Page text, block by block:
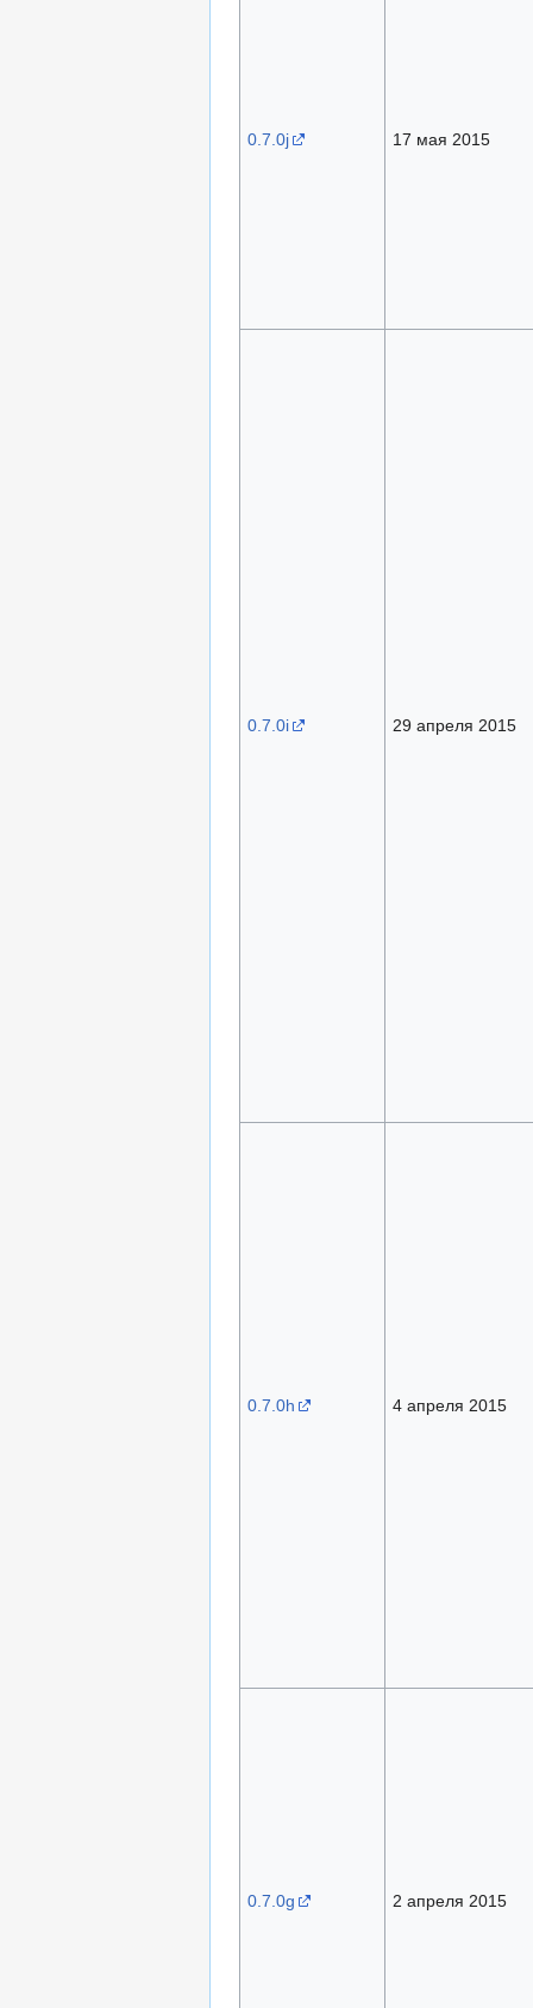
0.7.0j 17 мая 2015
0.7.0i 29 апреля 2015
0.7.0h 4 апреля 2015
0.7.0g 2 апреля 2015